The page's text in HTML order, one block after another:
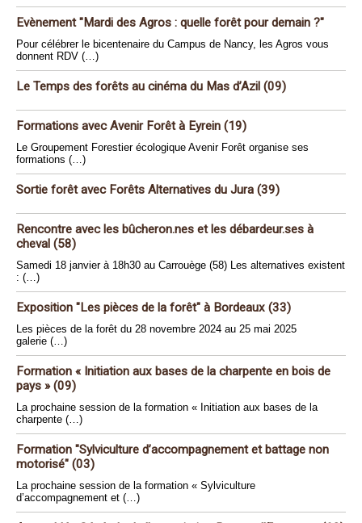
Evènement "Mardi des Agros : quelle forêt pour demain ?"
Pour célébrer le bicentenaire du Campus de Nancy, les Agros vous
donnent RDV (…)
Le Temps des forêts au cinéma du Mas d’Azil (09)
Formations avec Avenir Forêt à Eyrein (19)
Le Groupement Forestier écologique Avenir Forêt organise ses
formations (…)
Sortie forêt avec Forêts Alternatives du Jura (39)
Rencontre avec les bûcheron.nes et les débardeur.ses à
cheval (58)
Samedi 18 janvier à 18h30 au Carrouège (58) Les alternatives existent
: (…)
Exposition "Les pièces de la forêt" à Bordeaux (33)
Les pièces de la forêt du 28 novembre 2024 au 25 mai 2025
galerie (…)
Formation « Initiation aux bases de la charpente en bois de
pays » (09)
La prochaine session de la formation « Initiation aux bases de la
charpente (…)
Formation "Sylviculture d’accompagnement et battage non
motorisé" (03)
La prochaine session de la formation « Sylviculture
d’accompagnement et (…)